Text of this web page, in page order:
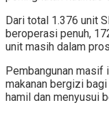
Dari total 1.376 unit
beroperasi penuh,
unit masih dalam
Pembangunan masif
makanan bergizi
hamil dan menyusui